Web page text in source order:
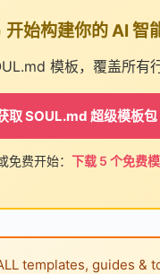
开始构建你的 AI 智
模板，覆盖所有
取 SOUL.md 超级模板
免费开始： 下载 5 个免费
templates, guides &